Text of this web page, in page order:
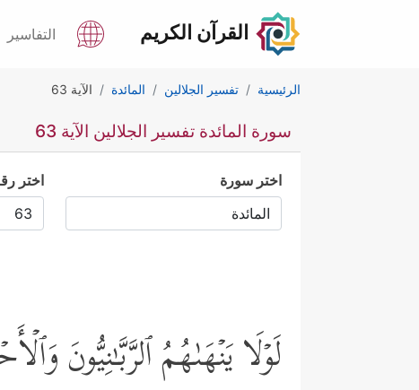
القرآن الكريم التفاسير
الرئيسية تفسير الجلالين المائدة الآية 63
سورة المائدة تفسير الجلالين الآية 63
اختر سورة اختر
لَوۡلَا یَنۡهَىٰهُمُ ٱلرَّبَّـٰنِیُّونَ